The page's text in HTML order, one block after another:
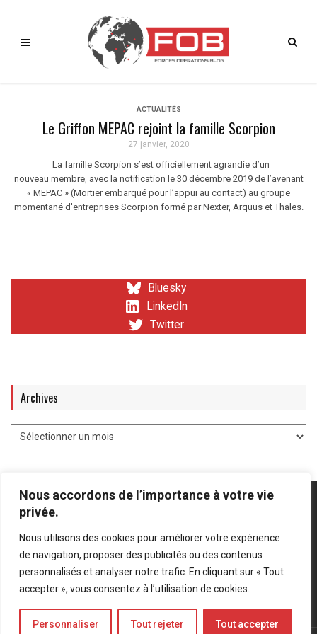
Nous accordons de l’importance à votre vie
privée.
Nous utilisons des cookies pour améliorer votre expérience
de navigation, proposer des publicités ou des contenus
personnalisés et analyser notre trafic. En cliquant sur « Tout
accepter », vous consentez à l’utilisation de cookies.
Personnaliser Tout rejeter Tout accepter
ACTUALITÉS
Le Griffon MEPAC rejoint la famille Scorpion
27 janvier, 2020
La famille Scorpion s’est officiellement agrandie d’un
nouveau membre, avec la notification le 30 décembre 2019 de l’avenant
« MEPAC » (Mortier embarqué pour l’appui au contact) au groupe
momentané d'entreprises Scorpion formé par Nexter, Arquus et Thales.
...
Bluesky
LinkedIn
Twitter
Archives
Mentions légales Politique de confidentialité
Bluesky
LinkedIn
Twitter